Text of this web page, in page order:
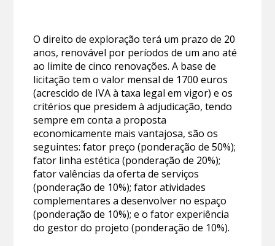
O direito de exploração terá um prazo de 20
anos, renovável por períodos de um ano até
ao limite de cinco renovações. A base de
licitação tem o valor mensal de 1700 euros
(acrescido de IVA à taxa legal em vigor) e os
critérios que presidem à adjudicação, tendo
sempre em conta a proposta
economicamente mais vantajosa, são os
seguintes: fator preço (ponderação de 50%);
fator linha estética (ponderação de 20%);
fator valências da oferta de serviços
(ponderação de 10%); fator atividades
complementares a desenvolver no espaço
(ponderação de 10%); e o fator experiência
do gestor do projeto (ponderação de 10%).